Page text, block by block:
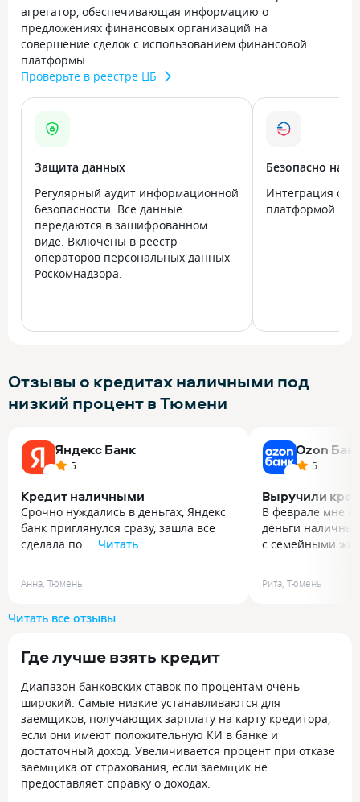
агрегатор, обеспечивающая информацию о
предложениях финансовых организаций на
совершение сделок с использованием финансовой
платформы
Проверьте в реестре ЦБ
Защита данных
Регулярный аудит информационной
безопасности. Все данные
передаются в зашифрованном
виде. Включены в реестр
операторов персональных данных
Роскомнадзора.
Безопасно на
Интеграция с
платформой
Отзывы о кредитах наличными под
низкий процент в Тюмени
Яндекс Банк
5
Кредит наличными
Срочно нуждались в деньгах, Яндекс
банк приглянулся сразу, зашла все
сделала по ... Читать
банк приглянулся сразу, зашла все
сделала по инструкции и через 4 часа
сложностей не возникло, график
не большой
Анна, Тюмень
Ozon
5
Выручили
В феврале мне
деньги
с семейными
деньги
с семейными
кредита,
не сильно
выручили в
Рита, Тюмень
Читать все отзывы
Где лучше взять кредит
Диапазон банковских ставок по процентам очень
широкий. Самые низкие устанавливаются для
заемщиков, получающих зарплату на карту кредитора,
если они имеют положительную КИ в банке и
достаточный доход. Увеличивается процент при отказе
заемщика от страхования, если заемщик не
предоставляет справку о доходах.